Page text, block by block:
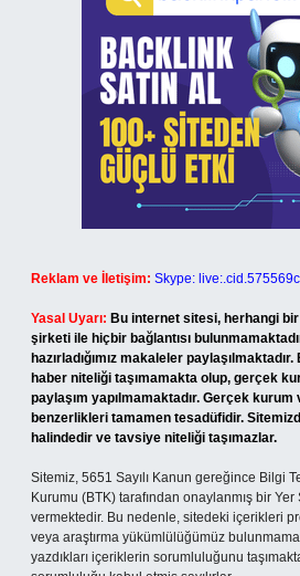
Reklam ve İletişim: Skype:
Yasal Uyarı: Bu internet sitesi, herhangi
şirketi ile hiçbir bağlantısı
hazırladığımız makaleler
haber niteliği taşımamakta olup, gerçek
paylaşım yapılmamaktadır. Gerçek
benzerlikleri tamamen tesadüfidir.
halindedir ve tavsiye niteliği taşımazlar.
Sitemiz, 5651 Sayılı Kanun gereğince Bilgi
Kurumu (BTK) tarafından onaylanmış bir Yer
vermektedir. Bu nedenle, sitedeki içerikleri
veya araştırma yükümlülüğümüz
yazdıkları içeriklerin sorumluluğunu